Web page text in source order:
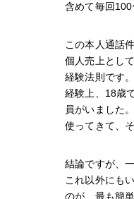
含めて毎回100
この本人通話
個人売上とし
経験法則です。
経験上、18歳
員がいました
使ってきて、
結論ですが、
これ以外にも
のが、最も簡